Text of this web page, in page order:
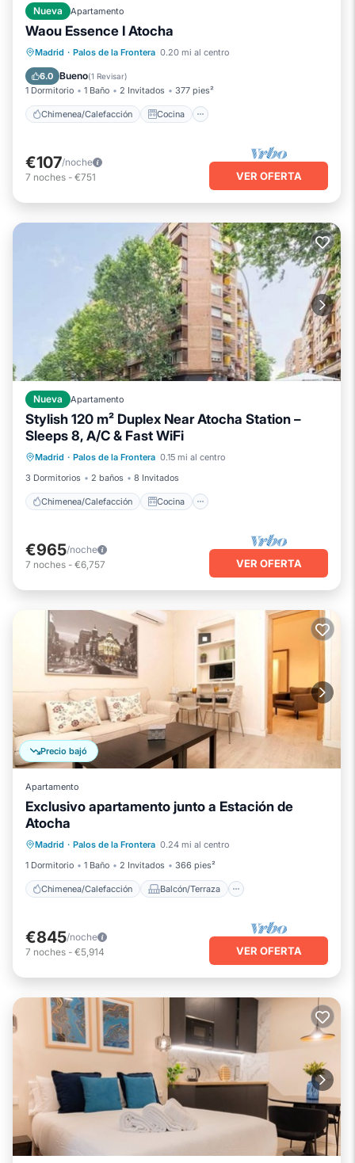
Nueva Apartamento
Waou Essence I Atocha
Madrid · Palos de la Frontera 0.20 mi al centro
6.0 Bueno(1 Revisar)
1 Dormitorio 1 Baño 2 Invitados 377 pies²
Chimenea/Calefacción Cocina
Chimenea/Calefacción
Cocina
Aire acondicionado
€107/noche
7 noches - €751 VER OFERTA
Nueva Apartamento
Stylish 120 m² Duplex Near Atocha Station –
Sleeps 8, A/C & Fast WiFi
Madrid · Palos de la Frontera 0.15 mi al centro
3 Dormitorios
2 baños 8 Invitados
Chimenea/Calefacción Cocina
Chimenea/Calefacción
Aire acondicionado
Internet
€965/noche
7 noches - €6,757 VER OFERTA
Precio bajó
Apartamento
Exclusivo apartamento junto a Estación de
Atocha
Madrid · Palos de la Frontera 0.24 mi al centro
1 Dormitorio
1 Baño 2 Invitados 366 pies²
Chimenea/Calefacción Balcón/Terraza
Cocina
Aire acondicionado
€845/noche
7 noches - €5,914 VER OFERTA